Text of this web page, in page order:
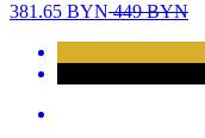
381.65 BYN449BYN